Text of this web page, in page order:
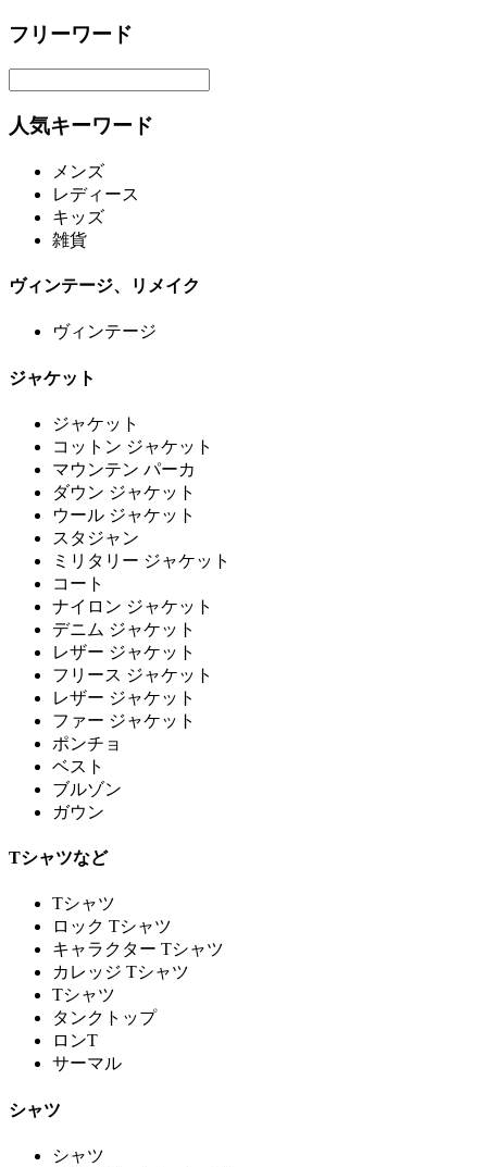
フリーワード
人気キーワード
メンズ
レディース
キッズ
雑貨
ヴィンテージ、リメイク
ヴィンテージ
ジャケット
ジャケット
コットン ジャケット
マウンテン パーカ
ダウン ジャケット
ウール ジャケット
スタジャン
ミリタリー ジャケット
コート
ナイロン ジャケット
デニム ジャケット
レザー ジャケット
フリース ジャケット
レザー ジャケット
ファー ジャケット
ポンチョ
ベスト
ブルゾン
ガウン
Tシャツなど
Tシャツ
ロック Tシャツ
キャラクター Tシャツ
カレッジ Tシャツ
Tシャツ
タンクトップ
ロンT
サーマル
シャツ
シャツ